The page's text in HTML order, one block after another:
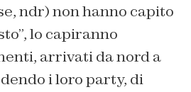
ndr) non hanno capito
lo capiranno
arrivati da nord a
i loro party, di